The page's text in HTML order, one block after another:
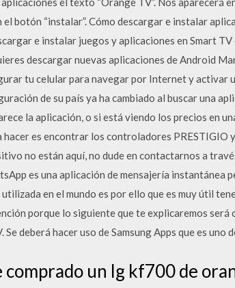
botón “instalar”. Cómo descargar e instalar
e instalar juegos y aplicaciones en Smart
descargar nuevas aplicaciones de Android
tu celular para navegar por Internet y activar
de su país ya ha cambiado al buscar una
la aplicación, o si está viendo los precios en
es encontrar los controladores PRESTIGIO
no están aquí, no dude en contactarnos a
es una aplicación de mensajería instantánea
en el mundo es por ello que es muy útil
porque lo siguiente que te explicaremos será
Se deberá hacer uso de Samsung Apps que es uno
comprado un lg kf700 de